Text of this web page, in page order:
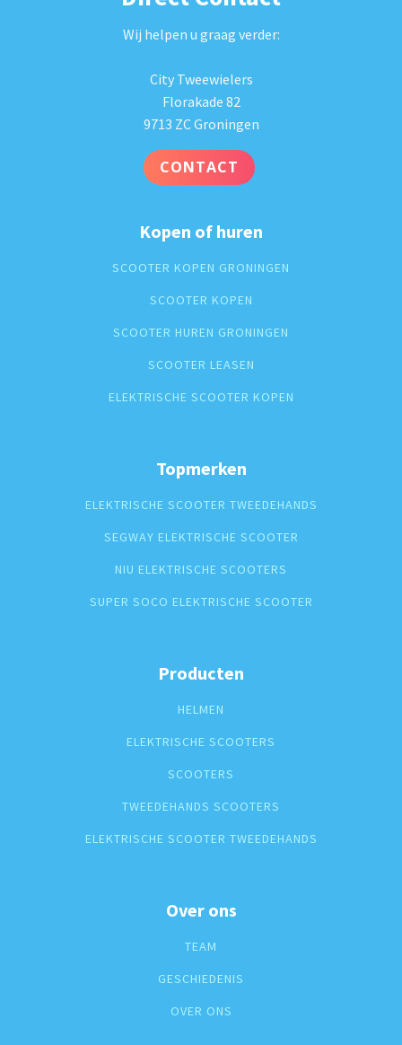
Wij helpen u graag verder:
City Tweewielers
Florakade 82
9713 ZC Groningen
CONTACT
Kopen of huren
SCOOTER KOPEN GRONINGEN
SCOOTER KOPEN
SCOOTER HUREN GRONINGEN
SCOOTER LEASEN
ELEKTRISCHE SCOOTER KOPEN
Topmerken
ELEKTRISCHE SCOOTER TWEEDEHANDS
SEGWAY ELEKTRISCHE SCOOTER
NIU ELEKTRISCHE SCOOTERS
SUPER SOCO ELEKTRISCHE SCOOTER
Producten
HELMEN
ELEKTRISCHE SCOOTERS
SCOOTERS
TWEEDEHANDS SCOOTERS
ELEKTRISCHE SCOOTER TWEEDEHANDS
Over ons
TEAM
GESCHIEDENIS
OVER ONS